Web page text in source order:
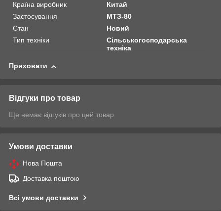
Країна виробник
Китай
Застосування
МТЗ-80
Стан
Новий
Тип техніки
Сільськогосподарська
техніка
Приховати
Відгуки про товар
Ще немає відгуків про цей товар
Умови доставки
Нова Пошта
Доставка поштою
Всі умови доставки